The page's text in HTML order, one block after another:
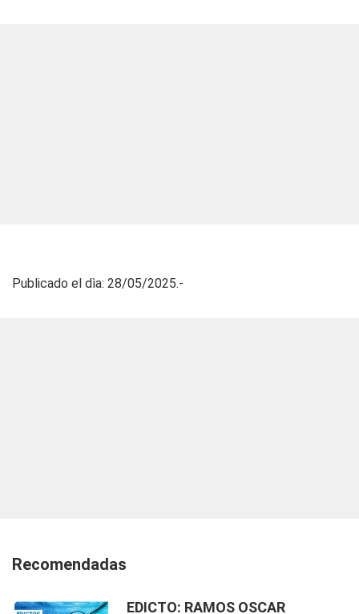
Publicado el dìa: 28/05/2025.-
Recomendadas
EDICTO: RAMOS OSCAR